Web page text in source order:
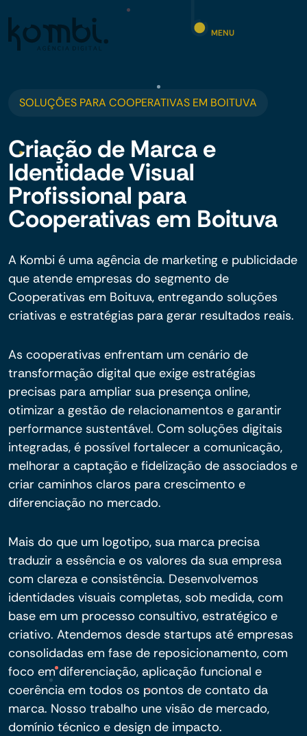
MENU
SOLUÇÕES PARA COOPERATIVAS EM BOITUVA
Criação de Marca e
Identidade Visual
Profissional para
Cooperativas em Boituva
A Kombi é uma agência de marketing e publicidade
que atende empresas do segmento de
Cooperativas em Boituva, entregando soluções
criativas e estratégias para gerar resultados reais.
As cooperativas enfrentam um cenário de
transformação digital que exige estratégias
precisas para ampliar sua presença online,
otimizar a gestão de relacionamentos e garantir
performance sustentável. Com soluções digitais
integradas, é possível fortalecer a comunicação,
melhorar a captação e fidelização de associados e
criar caminhos claros para crescimento e
diferenciação no mercado.
Mais do que um logotipo, sua marca precisa
traduzir a essência e os valores da sua empresa
com clareza e consistência. Desenvolvemos
identidades visuais completas, sob medida, com
base em um processo consultivo, estratégico e
criativo. Atendemos desde startups até empresas
consolidadas em fase de reposicionamento, com
foco em diferenciação, aplicação funcional e
coerência em todos os pontos de contato da
marca. Nosso trabalho une visão de mercado,
domínio técnico e design de impacto.